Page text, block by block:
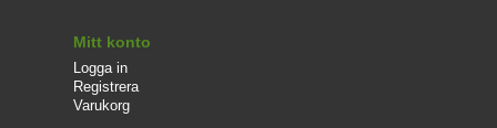
Mitt konto
Logga in
Registrera
Varukorg